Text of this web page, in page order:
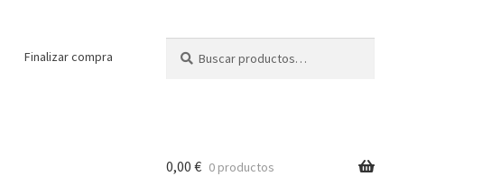
Finalizar compra
por:
0,00 € 0 productos